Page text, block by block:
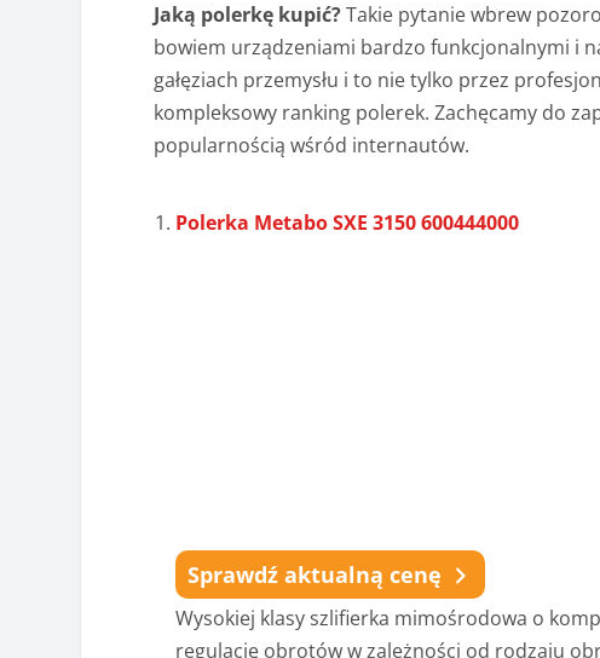
Jaką polerkę kupić?Takie pytanie wbrew
bowiem urządzeniami bardzo funkcjonalnymi i
gałęziach przemysłu i to nie tylko przez
kompleksowy ranking polerek. Zachęcamy do
popularnością wśród internautów.
Polerka Metabo SXE 3150 600444000
Sprawdź aktualną cenę
Wysokiej klasy szlifierka mimośrodowa o
regulację obrotów w zależności od rodzaju